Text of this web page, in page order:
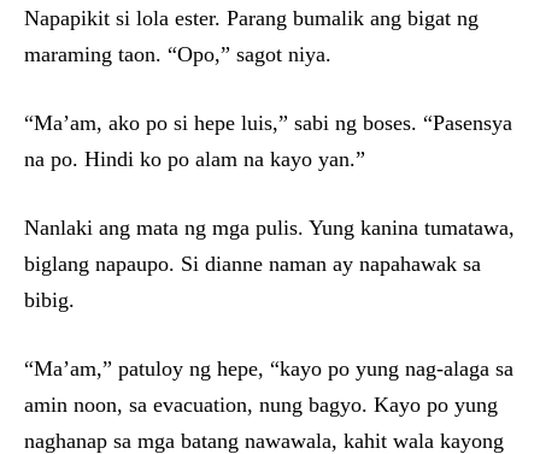
Napapikit si lola ester. Parang bumalik ang bigat ng
maraming taon. “Opo,” sagot niya.
“Ma’am, ako po si hepe luis,” sabi ng boses. “Pasensya
na po. Hindi ko po alam na kayo yan.”
Nanlaki ang mata ng mga pulis. Yung kanina tumatawa,
biglang napaupo. Si dianne naman ay napahawak sa
bibig.
“Ma’am,” patuloy ng hepe, “kayo po yung nag-alaga sa
amin noon, sa evacuation, nung bagyo. Kayo po yung
naghanap sa mga batang nawawala, kahit wala kayong